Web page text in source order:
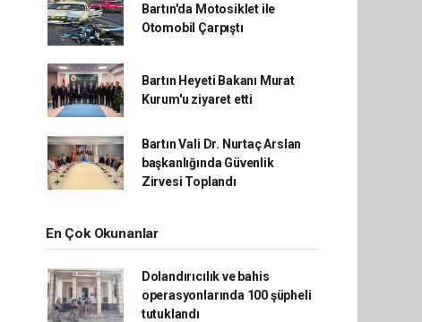
Bartın'da Motosiklet ile
Otomobil Çarpıştı
Bartın Heyeti Bakanı Murat
Kurum'u ziyaret etti
Bartın Vali Dr. Nurtaç Arslan
başkanlığında Güvenlik
Zirvesi Toplandı
En Çok Okunanlar
Dolandırıcılık ve bahis
operasyonlarında 100 şüpheli
tutuklandı